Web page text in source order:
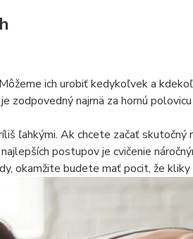
ich urobiť kedykoľvek a
zodpovedný najmä za hornú
ľahkými. Ak chcete začať
postupov je cvičenie
okamžite budete mať pocit, že kliky